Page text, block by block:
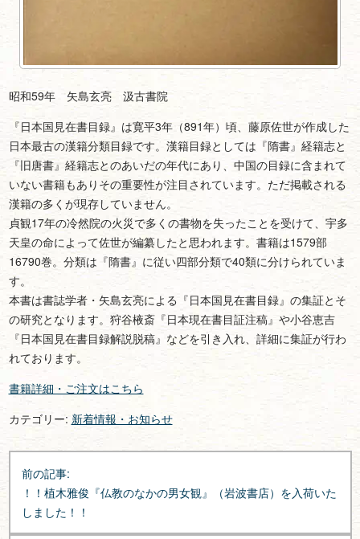
昭和59年 矢島玄亮 汲古書院
『日本国見在書目録』は寛平3年（891年）頃、藤原佐世が作成した
日本最古の漢籍分類目録です。漢籍目録としては『隋書』経籍志と
『旧唐書』経籍志とのあいだの年代にあり、中国の目録に含まれて
いない書籍もありその重要性が注目されています。ただ掲載される
漢籍の多くが現存していません。
貞観17年の冷然院の火災で多くの書物を失ったことを受けて、宇多
天皇の命によって佐世が編纂したと思われます。書籍は1579部
16790巻。分類は『隋書』に従い四部分類で40類に分けられていま
す。
本書は書誌学者・矢島玄亮による『日本国見在書目録』の集証とそ
の研究となります。狩谷棭斎『日本現在書目証注稿』や小谷恵吉
『日本国見在書目録解説脱稿』などを引き入れ、詳細に集証が行わ
れております。
書籍詳細・ご注文はこちら
カテゴリー: 新着情報・お知らせ
投
稿
ナ
ビ
前の記事:
！！植木雅俊『仏教のなかの男女観』（岩波書店）を入荷いた
しました！！